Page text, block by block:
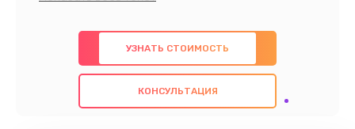
предлагаем быстрый и качественный ремонт с
использованием оригинальных компонентов, а
также гарантируем качество всех
проведенных работ. Наша цель - предоставить
УЗНАТЬ СТОИМОСТЬ
КОНСУЛЬТАЦИЯ